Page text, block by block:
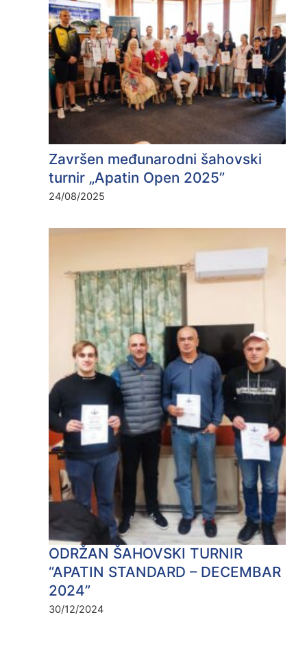
Završen međunarodni šahovski
turnir „Apatin Open 2025”
24/08/2025
ODRŽAN ŠAHOVSKI TURNIR
“APATIN STANDARD – DECEMBAR
2024”
30/12/2024